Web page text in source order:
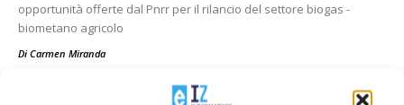
opportunità offerte dal Pnrr per il rilancio del settore biogas -
biometano agricolo
Di Carmen Miranda